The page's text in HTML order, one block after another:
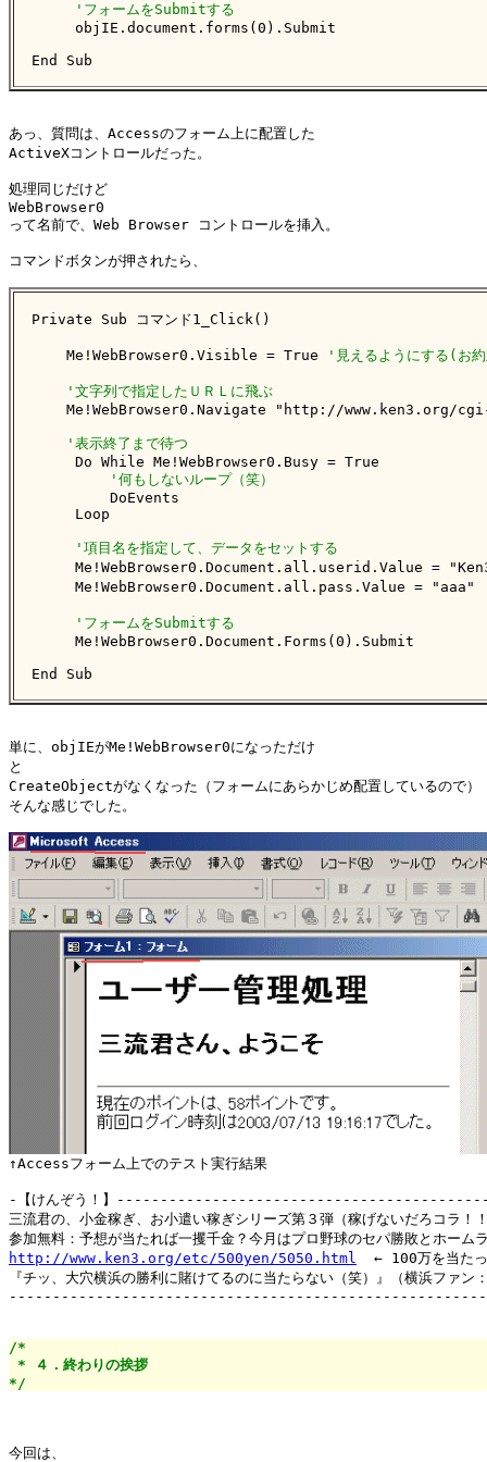
'フォームをSubmitする
     objIE.document.forms(0).Submit
End Sub
あっ、質問は、Accessのフォーム上に配置した
ActiveXコントロールだった。
処理同じだけど
WebBrowser0
って名前で、Web Browser コントロールを挿入。
コマンドボタンが押されたら、
Private Sub コマンド1_Click()
    Me!WebBrowser0.Visible = True
'見えるようにする(お
'文字列で指定したＵＲＬに飛ぶ
Me!WebBrowser0.Navigate "http://www.ken3.org/
'表示終了まで待つ
     Do While Me!WebBrowser0.Busy = True
'何もしないループ（笑）
         DoEvents
     Loop
'項目名を指定して、データをセットする
Me!WebBrowser0.Document.all.userid.Value =
Me!WebBrowser0.Document.all.pass.Value =
'フォームをSubmitする
     Me!WebBrowser0.Document.Forms(0).Submit
End Sub
単に、objIEがMe!WebBrowser0になっただけ
と
CreateObjectがなくなった（フォームにあらかじめ配置しているので）
そんな感じでした。
-【けんぞう！】
三流君の、小金稼ぎ、お小遣い稼ぎシリーズ第３弾（稼げないだろコラ！
http://www.ken3.org/etc/500yen/5050.html
← 100万を当た
『チッ、大穴横浜の勝利に賭けてるのに当たらない（笑）』（横浜ファン
/*
* ４．終わりの挨拶
*/
今回は、